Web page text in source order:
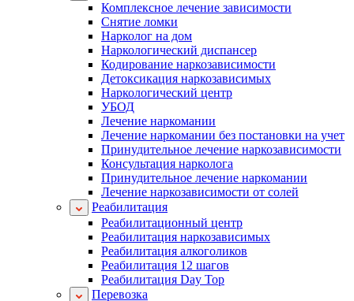
Комплексное лечение зависимости
Снятие ломки
Нарколог на дом
Наркологический диспансер
Кодирование наркозависимости
Детоксикация наркозависимых
Наркологический центр
УБОД
Лечение наркомании
Лечение наркомании без постановки на учет
Принудительное лечение наркозависимости
Консультация нарколога
Принудительное лечение наркомании
Лечение наркозависимости от солей
Реабилитация
Реабилитационный центр
Реабилитация наркозависимых
Реабилитация алкоголиков
Реабилитация 12 шагов
Реабилитация Day Top
Перевозка